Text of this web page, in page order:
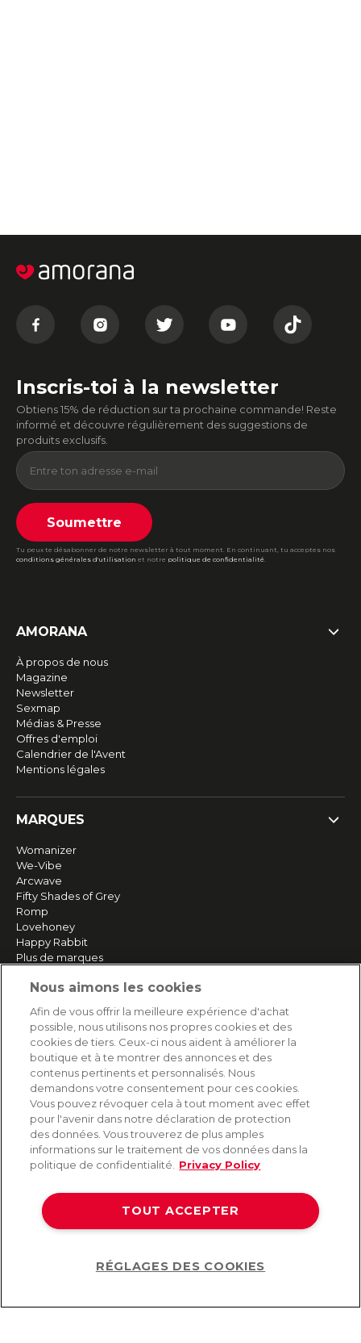
Inscris-toi à la newsletter
Obtiens 15% de réduction sur ta prochaine commande! Reste
informé et découvre régulièrement des suggestions de
produits exclusifs.
Soumettre
Tu peux te désabonner de notre newsletter à tout moment. En continuant, tu acceptes nos
conditions générales d'utilisation et notre politique de confidentialité.
AMORANA
À propos de nous
Magazine
Newsletter
Sexmap
Médias & Presse
Offres d'emploi
Calendrier de l'Avent
Mentions légales
MARQUES
Womanizer
We-Vibe
Arcwave
Fifty Shades of Grey
Romp
Lovehoney
Happy Rabbit
Plus de marques
SERVICE
Livraison rapide et gratuite
Retours & remboursements
Paiement sécurisé
AIDE
Contact
Livraison et expédition
Foire aux questions
Protection des données
©2026 Lovehoney Group Switzerland AG. Tous droits réservés.
Nous aimons les cookies
Afin de vous offrir la meilleure expérience d'achat
possible, nous utilisons nos propres cookies et des
cookies de tiers. Ceux-ci nous aident à améliorer la
boutique et à te montrer des annonces et des
contenus pertinents et personnalisés. Nous
demandons votre consentement pour ces cookies.
Vous pouvez révoquer cela à tout moment avec effet
pour l'avenir dans notre déclaration de protection
des données. Vous trouverez de plus amples
informations sur le traitement de vos données dans la
politique de confidentialité.
Privacy Policy
TOUT ACCEPTER
RÉGLAGES DES COOKIES